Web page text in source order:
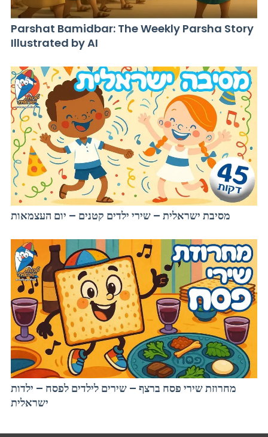
Parshat Bamidbar: The Weekly Parsha Story
Illustrated by AI
מסיבת ישראלית – שירי ילדים קטנים – יום העצמאות
מחרוזת שירי פסח ברצף – שירים לילדים לפסח – ילדות
ישראלית